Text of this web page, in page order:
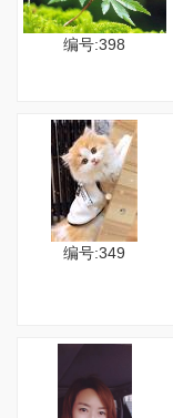
编号:398
编号:349